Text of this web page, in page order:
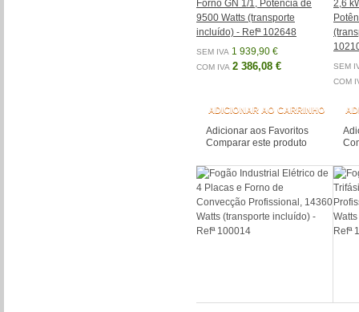
Forno GN 1/1, Potência de
9500 Watts (transporte
incluído) - Refª 102648
SEM IVA 1 939,90 €
COM IVA 2 386,08 €
ADICIONAR AO CARRINHO
Adicionar aos Favoritos
Comparar este produto
2,6
SEM
COM